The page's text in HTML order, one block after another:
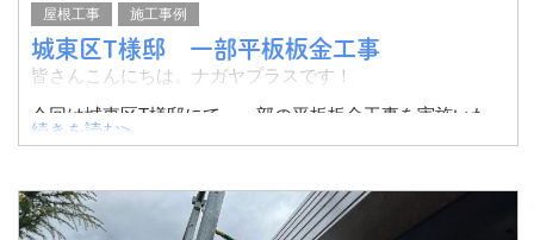
屋根工事 施工事例
城東区T様邸 一部平板板金工事
皆さんこんにちは。ナガヤプラスです！
今回は城東区T様邸にて、一部の平板板金工事を実施いた
しました。
スレート屋根の一部区切られた部分がめくれてい
続きを読む>